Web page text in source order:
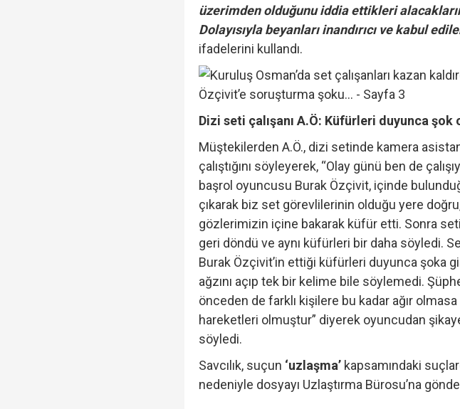
üzerimden olduğunu iddia ettikleri
Dolayısıyla beyanları inandırıcı ve kabul
ifadelerini kullandı.
Dizi seti çalışanı A.Ö: Küfürleri duyunca şok
Müştekilerden A.Ö., dizi setinde kamera
çalıştığını söyleyerek, “Olay günü ben de
başrol oyuncusu Burak Özçivit, içinde
çıkarak biz set görevlilerinin olduğu yere
gözlerimizin içine bakarak küfür etti. Sonra
geri döndü ve aynı küfürleri bir daha söyledi.
Burak Özçivit’in ettiği küfürleri duyunca şoka
ağzını açıp tek bir kelime bile söylemedi.
önceden de farklı kişilere bu kadar ağır
hareketleri olmuştur” diyerek oyuncudan
söyledi.
Savcılık, suçun ‘uzlaşma’ kapsamındaki
nedeniyle dosyayı Uzlaştırma Bürosu’na